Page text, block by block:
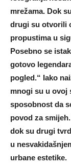
mrežama. Dok
drugi su otvorili
propustima u
Posebno se
gotovo
pogled.“ Iako
mnogi su u ovoj
sposobnost da
povod za
dok su drugi
u
urbane estetike.